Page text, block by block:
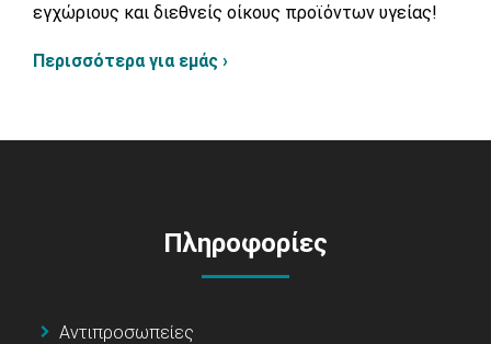
εγχώριους και διεθνείς οίκους προϊόντων υγείας!
Περισσότερα για εμάς ›
Πληροφορίες
Αντιπροσωπείες